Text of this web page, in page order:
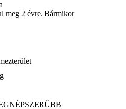
meg 2 évre. Bármikor